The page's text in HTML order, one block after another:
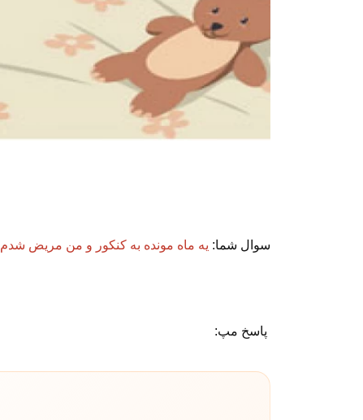
سوال شما: یه ماه مونده به کنکور و من مریض شدم
پاسخ مپ: